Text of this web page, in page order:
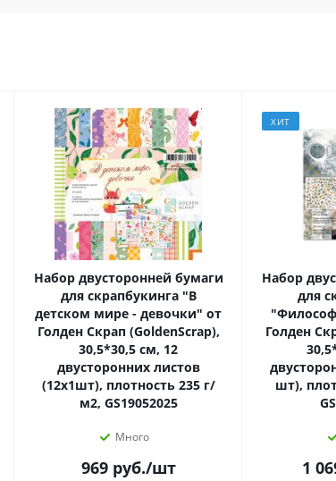
Набор двусторонней бумаги
для скрапбукинга "В
детском мире - девочки" от
Голден Скрап (GoldenScrap),
30,5*30,5 см, 12
двусторонних листов
(12х1шт), плотность 235 г/
м2, GS19052025
Много
969руб./шт
ХИТ
Набор
для
Голден
шт),
1